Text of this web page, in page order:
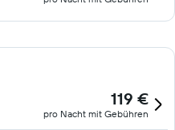
119 €
pro Nacht mit Gebühren